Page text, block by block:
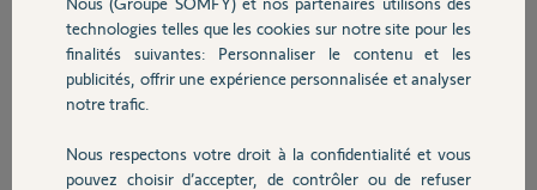
Sécurité
Domotique
Chauffage
Je souhaiterais maintenant pouvoir transférer les deux velux solaires
sur la tahoma switch. Comment dois-je je procéder sachant que je
n’ai pas de télécommande qui fonctionne ?
technologies telles que les cookies sur notre site pour les
finalités suivantes: Personnaliser le contenu et les
publicités, offrir une expérience personnalisée et analyser
notre trafic.
Nous respectons votre droit à la confidentialité et vous
pouvez choisir d’accepter, de contrôler ou de refuser